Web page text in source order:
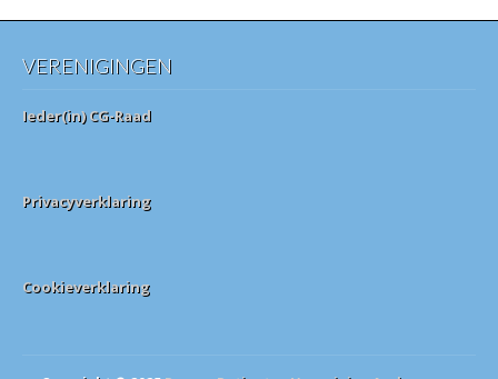
VERENIGINGEN
Ieder(in) CG-Raad
Privacyverklaring
Cookieverklaring